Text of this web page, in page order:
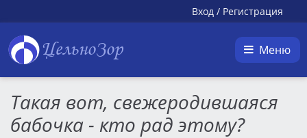
Вход / Регистрация
ЦельноЗор Меню
Такая вот, свежеродившаяся
бабочка - кто рад этому?